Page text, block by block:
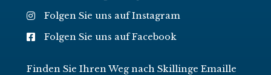
Folgen Sie uns auf Instagram
Folgen Sie uns auf Facebook
Finden Sie Ihren Weg nach Skillinge Emaille